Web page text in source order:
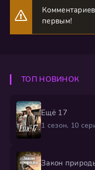
первым!
ТОП НОВИНОК
Ещё 17
1 сезон, 10
Закон